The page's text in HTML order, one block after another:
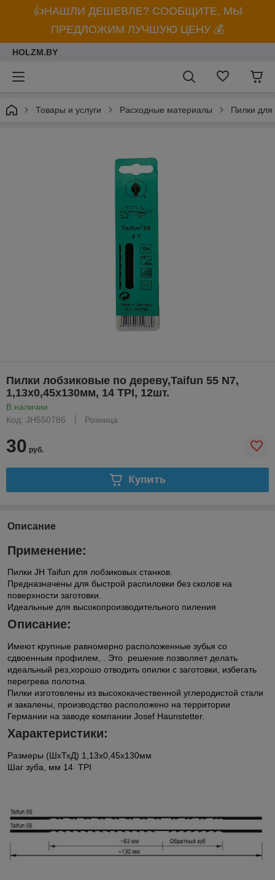
👍НАШЛИ ДЕШЕВЛЕ? СООБЩИТЕ, МЫ
ПРЕДЛОЖИМ ЛУЧШУЮ ЦЕНУ 💰
HOLZM.BY
Товары и услуги Расходные материалы Пилки для
Пилки лобзиковые по дереву,Taifun 55 N7,
1,13x0,45х130мм, 14 TPI, 12шт.
В наличии
Код: JH550786
Розница
30 руб.
Купить
Описание
Применение:
Пилки JH Taifun для лобзиковых станков.
Предназначены для быстрой распиловки без сколов на
поверхности заготовки.
Идеальные для высокопроизводительного пиления
Описание:
Имеют крупные равномерно расположенные зубья со
сдвоенным профилем, . Это решение позволяет делать
идеальный рез,хорошо отводить опилки с заготовки, избегать
перегрева полотна.
Пилки изготовлены из высококачественной углеродистой стали
и закалены, производство расположено на территории
Германии на заводе компании Josef Haunstetter.
Характеристики:
Размеры (ШхТхД) 1,13x0,45х130мм
Шаг зуба, мм 14 TPI